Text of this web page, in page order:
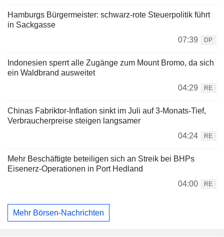
Hamburgs Bürgermeister: schwarz-rote Steuerpolitik führt
in Sackgasse
07:39
DP
Indonesien sperrt alle Zugänge zum Mount Bromo, da sich
ein Waldbrand ausweitet
04:29
RE
Chinas Fabriktor-Inflation sinkt im Juli auf 3-Monats-Tief,
Verbraucherpreise steigen langsamer
04:24
RE
Mehr Beschäftigte beteiligen sich an Streik bei BHPs
Eisenerz-Operationen in Port Hedland
04:00
RE
Mehr Börsen-Nachrichten